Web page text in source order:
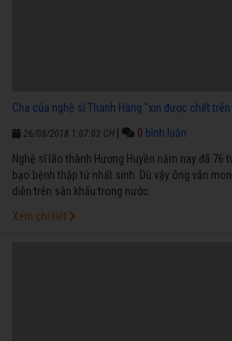
Cha của nghệ sĩ Thanh Hằng "xin được chết
26/08/2018 1:07:03 CH 0 bình luận
Nghệ sĩ lão thành Hương Huyền năm nay đã 76
bạo bệnh thập tử nhất sinh. Dù vậy ông vẫn
diễn trên sân khấu trong nước.
Xem chi tiết